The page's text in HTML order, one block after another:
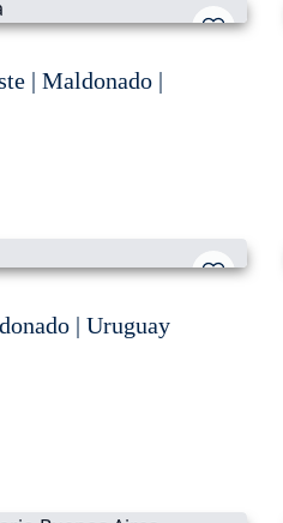
| Maldonado |
| Uruguay